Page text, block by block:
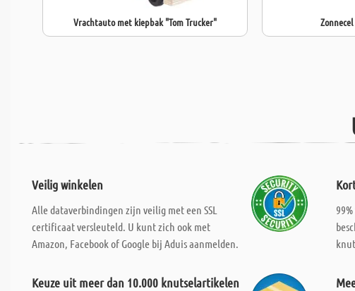
Vrachtauto met kiepbak "Tom Trucker"
Veilig winkelen
Alle dataverbindingen zijn veilig met een SSL
certificaat versleuteld. U kunt zich ook met
Amazon, Facebook of Google bij Aduis aanmelden.
Keuze uit meer dan 10.000 knutselartikelen